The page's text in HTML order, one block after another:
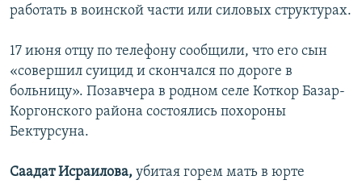
работать в воинской части или силовых структурах.
17 июня отцу по телефону сообщили, что его сын
«совершил суицид и скончался по дороге в
больницу». Позавчера в родном селе Коткор Базар-
Коргонского района состоялись похороны
Бектурсуна.
Саадат Исраилова, убитая горем мать в юрте